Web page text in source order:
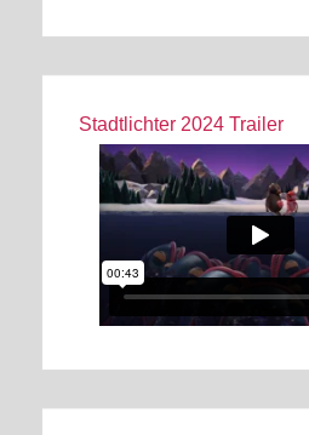
Stadtlichter 2024 Trailer